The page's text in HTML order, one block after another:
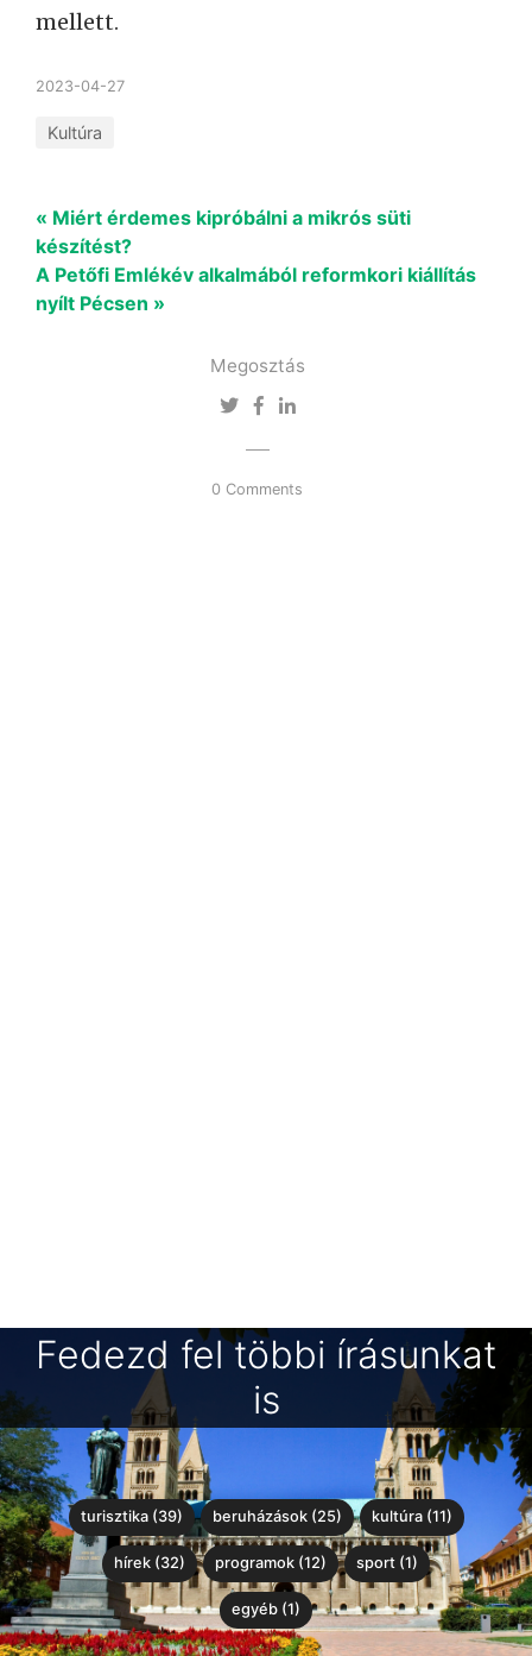
Megosztás
0 Comments
mellett.
2023-04-27
Kultúra
« Miért érdemes kipróbálni a mikrós süti
készítést?
A Petőfi Emlékév alkalmából reformkori kiállítás
nyílt Pécsen »
Fedezd fel többi írásunkat
is
turisztika (39) beruházások (25) kultúra (11)
hírek (32) programok (12) sport (1)
egyéb (1)